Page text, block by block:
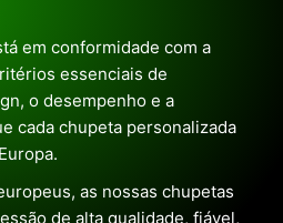
em conformidade com a
essenciais de
o desempenho e a
cada chupeta personalizada
as nossas chupetas
de alta qualidade, fiável,